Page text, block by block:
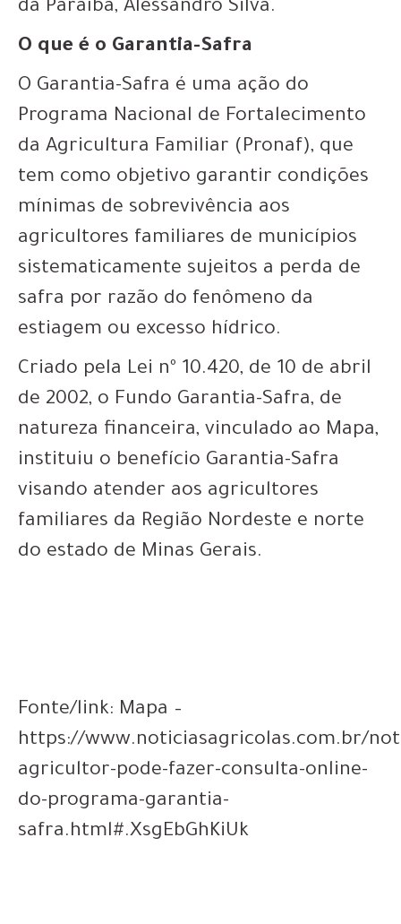
da Paraíba, Alessandro Silva.
O que é o Garantia-Safra
O Garantia-Safra é uma ação do
Programa Nacional de Fortalecimento
da Agricultura Familiar (Pronaf), que
tem como objetivo garantir condições
mínimas de sobrevivência aos
agricultores familiares de municípios
sistematicamente sujeitos a perda de
safra por razão do fenômeno da
estiagem ou excesso hídrico.
Criado pela Lei nº 10.420, de 10 de abril
de 2002, o Fundo Garantia-Safra, de
natureza financeira, vinculado ao Mapa,
instituiu o benefício Garantia-Safra
visando atender aos agricultores
familiares da Região Nordeste e norte
do estado de Minas Gerais.
Fonte/link: Mapa –
https://www.noticiasagricolas.com.br/
agricultor-pode-fazer-consulta-online-
do-programa-garantia-
safra.html#.XsgEbGhKiUk